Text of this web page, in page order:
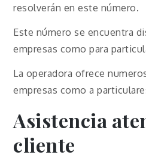
resolverán en este número.
Este número se encuentra
empresas como para
La operadora ofrece
empresas como a
Asistencia
cliente